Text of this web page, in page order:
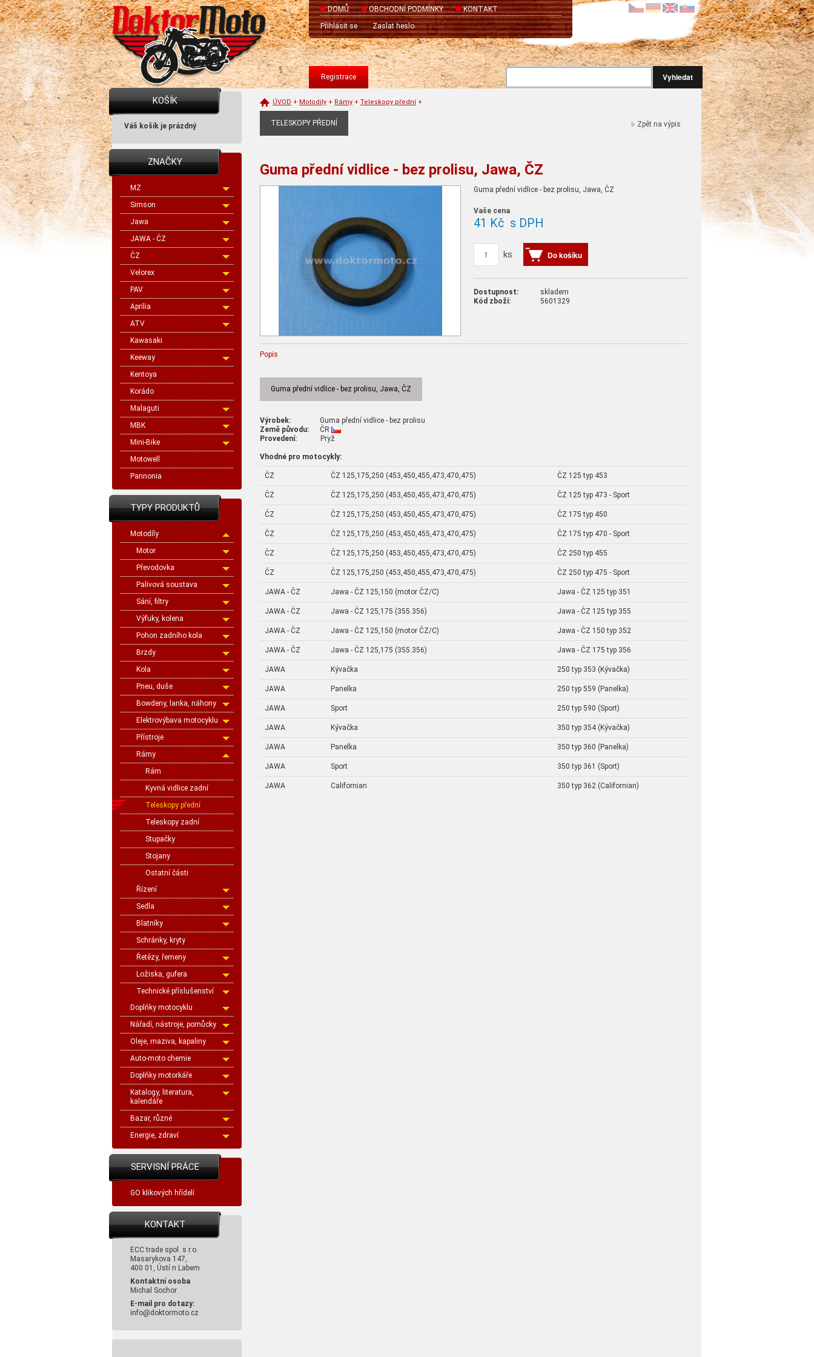
DOMŮ OBCHODNÍ PODMÍNKY
KONTAKT
Přihlásit se
Zaslat heslo
Vyhledat
Registrace
KOŠÍK
Váš košík je prázdný
ZNAČKY
MZ
Simson
Jawa
JAWA - ČZ
ČZ
Velorex
PAV
Aprilia
ATV
Kawasaki
Keeway
Kentoya
Korádo
Malaguti
MBK
Mini-Bike
Motowell
Pannonia
TYPY PRODUKTŮ
Motodíly
Motor
Převodovka
Palivová soustava
Sání, filtry
Výfuky, kolena
Pohon zadního kola
Brzdy
Kola
Pneu, duše
Bowdeny, lanka, náhony
Elektrovýbava motocyklu
Přístroje
Rámy
Rám
Kyvná vidlice zadní
Teleskopy přední
Teleskopy zadní
Stupačky
Stojany
Ostatní části
Řízení
Sedla
Blatníky
Schránky, kryty
Řetězy, řemeny
Ložiska, gufera
Technické příslušenství
Doplňky motocyklu
Nářadí, nástroje, pomůcky
Oleje, maziva, kapaliny
Auto-moto chemie
Doplňky motorkáře
Katalogy, literatura,
kalendáře
Bazar, různé
Energie, zdraví
SERVISNÍ PRÁCE
GO klikových hřídelí
KONTAKT
ECC trade spol. s r.o.
Masarykova 147,
400 01, Ústí n Labem
Kontaktní osoba
Michal Sochor
E-mail pro dotazy:
info@doktormoto.cz
ÚVOD + Motodíly + Rámy + Teleskopy přední +
Zpět na výpis
TELESKOPY PŘEDNÍ
Guma přední vidlice - bez prolisu, Jawa, ČZ
Guma přední vidlice - bez prolisu, Jawa, ČZ
Vaše cena
41 Kč s DPH
ks Do košíku
Dostupnost:
skladem
Kód zboží:
5601329
Popis
Guma přední vidlice - bez prolisu, Jawa, ČZ
Výrobek: Guma přední vidlice - bez prolisu
Země původu: ČR
Provedení: Pryž
Vhodné pro motocykly:
ČZ ČZ 125,175,250 (453,450,455,473,470,475) ČZ 125 typ 453
ČZ ČZ 125,175,250 (453,450,455,473,470,475) ČZ 125 typ 473 - Sport
ČZ ČZ 125,175,250 (453,450,455,473,470,475) ČZ 175 typ 450
ČZ ČZ 125,175,250 (453,450,455,473,470,475) ČZ 175 typ 470 - Sport
ČZ ČZ 125,175,250 (453,450,455,473,470,475) ČZ 250 typ 455
ČZ ČZ 125,175,250 (453,450,455,473,470,475) ČZ 250 typ 475 - Sport
JAWA - ČZ Jawa - ČZ 125,150 (motor ČZ/C) Jawa - ČZ 125 typ 351
JAWA - ČZ Jawa - ČZ 125,175 (355.356) Jawa - ČZ 125 typ 355
JAWA - ČZ Jawa - ČZ 125,150 (motor ČZ/C) Jawa - ČZ 150 typ 352
JAWA - ČZ Jawa - ČZ 125,175 (355.356) Jawa - ČZ 175 typ 356
JAWA Kývačka 250 typ 353 (Kývačka)
JAWA Panelka 250 typ 559 (Panelka)
JAWA Sport 250 typ 590 (Sport)
JAWA Kývačka 350 typ 354 (Kývačka)
JAWA Panelka 350 typ 360 (Panelka)
JAWA Sport 350 typ 361 (Sport)
JAWA Californian 350 typ 362 (Californian)